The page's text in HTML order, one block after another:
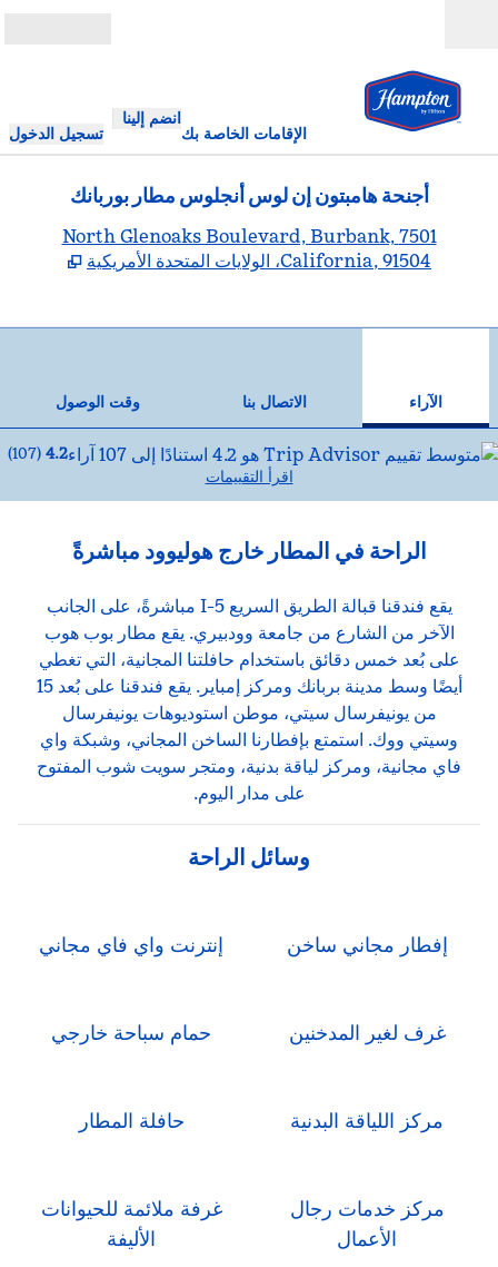
الإقامات الخاصة بك
انضم إلينا
تسجيل الدخول
أجنحة هامبتون إن لوس أنجلوس مطار بوربانك
7501 North Glenoaks Boulevard, Burbank,
California, 91504، الولايات المتحدة الأمريكية
الآراء الاتصال بنا
وقت الوصول
4.2
(
107
)
اقرأ التقييمات
الراحة في المطار خارج هوليوود مباشرةً
يقع فندقنا قبالة الطريق السريع I-5 مباشرةً، على الجانب
الآخر من الشارع من جامعة وودبيري. يقع مطار بوب هوب
على بُعد خمس دقائق باستخدام حافلتنا المجانية، التي تغطي
أيضًا وسط مدينة بربانك ومركز إمباير. يقع فندقنا على بُعد 15
من يونيفرسال سيتي، موطن استوديوهات يونيفرسال
وسيتي ووك. استمتع بإفطارنا الساخن المجاني، وشبكة واي
فاي مجانية، ومركز لياقة بدنية، ومتجر سويت شوب المفتوح
على مدار اليوم.
وسائل الراحة
إفطار مجاني ساخن إنترنت واي فاي مجاني
غرف لغير المدخنين حمام سباحة خارجي
مركز اللياقة البدنية حافلة المطار
مركز خدمات رجال
الأعمال
غرفة ملائمة للحيوانات
الأليفة